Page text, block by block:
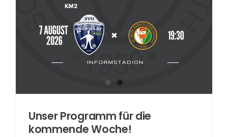
Unser Programm für die
kommende Woche!